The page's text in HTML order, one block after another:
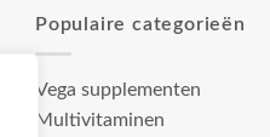
Populaire categorieën
Vega supplementen
Multivitaminen